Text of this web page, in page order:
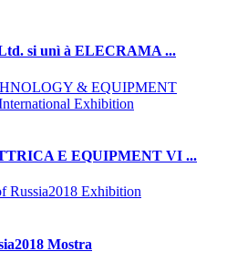
si unì à ELECRAMA ...
E EQUIPMENT VI ...
Mostra